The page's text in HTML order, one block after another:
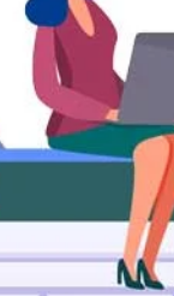
فرم گزارش کار